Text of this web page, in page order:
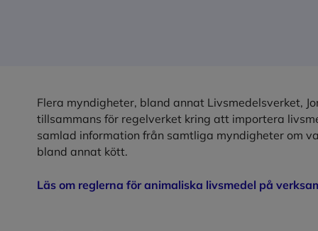
Flera myndigheter, bland annat Livsmedelsverket,
tillsammans för regelverket kring att importera
samlad information från samtliga myndigheter om
bland annat kött.
Läs om reglerna för animaliska livsmedel på